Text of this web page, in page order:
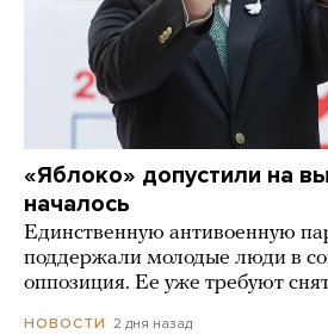
«Яблоко» допустили на
началось
Единственную антивоенную
поддержали молодые люди в
оппозиция. Ее уже требуют
НОВОСТИ 2 дня назад